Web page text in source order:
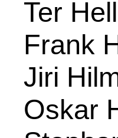
Ter Hell
Frank
Jiri
Oskar